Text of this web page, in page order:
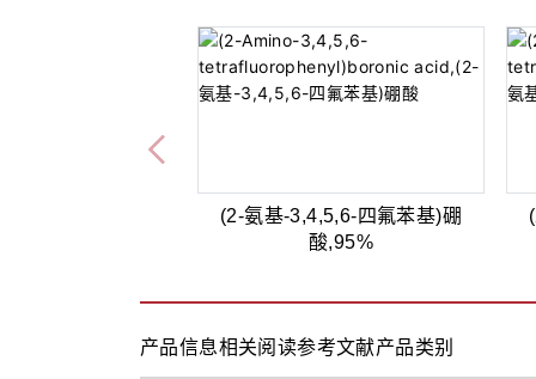
(2-氨基-3,4,5,6-四氟苯基)硼
酸,95%
产品信息相关阅读参考文献产品类别